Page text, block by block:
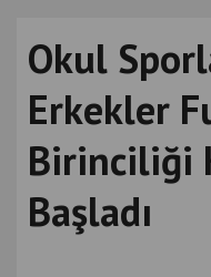
Okul
Erkekler
Birinciliği
Başladı